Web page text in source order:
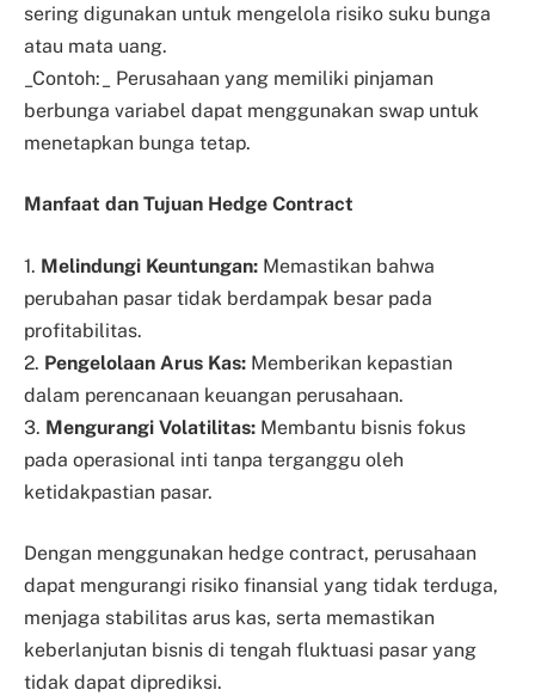
sering digunakan untuk mengelola risiko suku bunga
atau mata uang.
_Contoh:_ Perusahaan yang memiliki pinjaman
berbunga variabel dapat menggunakan swap untuk
menetapkan bunga tetap.
Manfaat dan Tujuan Hedge Contract
1. Melindungi Keuntungan: Memastikan bahwa
perubahan pasar tidak berdampak besar pada
profitabilitas.
2. Pengelolaan Arus Kas: Memberikan kepastian
dalam perencanaan keuangan perusahaan.
3. Mengurangi Volatilitas: Membantu bisnis fokus
pada operasional inti tanpa terganggu oleh
ketidakpastian pasar.
Dengan menggunakan hedge contract, perusahaan
dapat mengurangi risiko finansial yang tidak terduga,
menjaga stabilitas arus kas, serta memastikan
keberlanjutan bisnis di tengah fluktuasi pasar yang
tidak dapat diprediksi.